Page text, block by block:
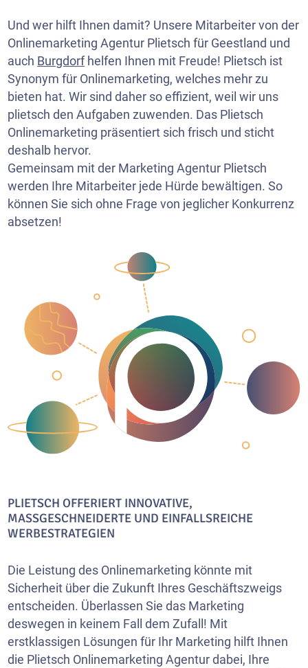
Und wer hilft Ihnen damit? Unsere Mitarbeiter von der
Onlinemarketing Agentur Plietsch für Geestland und
auch Burgdorfhelfen Ihnen mit Freude! Plietsch ist
Synonym für Onlinemarketing, welches mehr zu
bieten hat. Wir sind daher so effizient, weil wir uns
plietsch den Aufgaben zuwenden. Das Plietsch
Onlinemarketing präsentiert sich frisch und sticht
deshalb hervor.
Gemeinsam mit der Marketing Agentur Plietsch
werden Ihre Mitarbeiter jede Hürde bewältigen. So
können Sie sich ohne Frage von jeglicher Konkurrenz
absetzen!
PLIETSCH OFFERIERT INNOVATIVE,
MASSGESCHNEIDERTE UND EINFALLSREICHE W
ERBESTRATEGIEN
Die Leistung des Onlinemarketing könnte mit
Sicherheit über die Zukunft Ihres Geschäftszweigs
entscheiden. Überlassen Sie das Marketing
deswegen in keinem Fall dem Zufall! Mit
erstklassigen Lösungen für Ihr Marketing hilft Ihnen
die Plietsch Onlinemarketing Agentur dabei, Ihre